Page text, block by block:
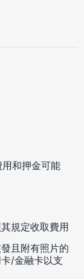
和押金可能
規定收取費用
且附有照片的
/金融卡以支